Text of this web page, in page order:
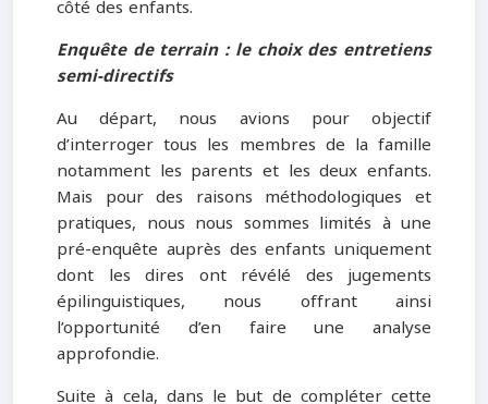
côté des enfants.
Enquête de terrain : le choix des entretiens
semi-directifs
Au départ, nous avions pour objectif
d’interroger tous les membres de la famille
notamment les parents et les deux enfants.
Mais pour des raisons méthodologiques et
pratiques, nous nous sommes limités à une
pré-enquête auprès des enfants uniquement
dont les dires ont révélé des jugements
épilinguistiques, nous offrant ainsi
l’opportunité d’en faire une analyse
approfondie.
Suite à cela, dans le but de compléter cette